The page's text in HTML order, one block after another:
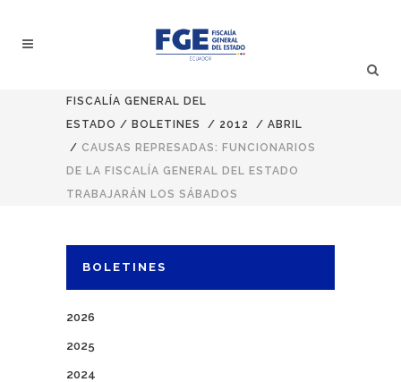
FISCALÍA GENERAL DEL
ESTADO / BOLETINES / 2012 / ABRIL
/ CAUSAS REPRESADAS: FUNCIONARIOS
DE LA FISCALÍA GENERAL DEL ESTADO
TRABAJARÁN LOS SÁBADOS
BOLETINES
2026
2025
2024